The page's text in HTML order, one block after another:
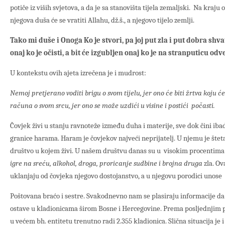
potiče iz viših svjetova, a da je sa stanovišta tijela zemaljski. Na kraju
njegova duša će se vratiti Allahu, dž.š., a njegovo tijelo zemlji.
Tako mi duše i Onoga Ko je stvori, pa joj put zla i put dobra
onaj ko je očisti, a bit će izgubljen onaj ko je na stranputicu
U kontekstu ovih ajeta izrečena je i mudrost:
Nemoj pretjerano voditi brigu o svom tijelu, jer ono će biti žrtva koju
računa o svom srcu, jer ono se može uzdići u visine i postići počasti.
Čovjek živi u stanju ravnoteže između duha i materije, sve dok čini
granice harama. Haram je čovjekov najveći neprijatelj. U njemu je
društvo u kojem živi. U našem društvu danas su u visokim
igre na sreću, alkohol, droga, proricanje sudbine i brojna druga zla.
uklanjaju od čovjeka njegovo dostojanstvo, a u njegovu porodici
Poštovana braćo i sestre. Svakodnevno nam se plasiraju informacije
ostave u kladionicama širom Bosne i Hercegovine. Prema posljednjim
u većem bh. entitetu trenutno radi 2.355 kladionica. Slična situacija je